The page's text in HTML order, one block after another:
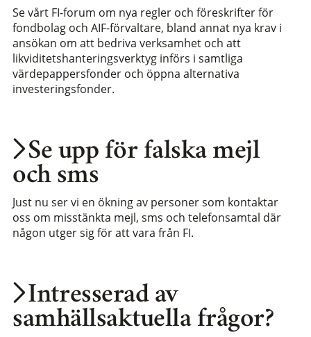
Intresserad av
samhällsaktuella frågor?
Se upp för falska mejl
och sms
Just nu ser vi en ökning av personer som kontaktar
oss om misstänkta mejl, sms och telefonsamtal där
någon utger sig för att vara från FI.
Se vårt FI-forum om nya regler och föreskrifter för
fondbolag och AIF-förvaltare, bland annat nya krav i
ansökan om att bedriva verksamhet och att
likviditetshanteringsverktyg införs i samtliga
värdepappersfonder och öppna alternativa
investeringsfonder.